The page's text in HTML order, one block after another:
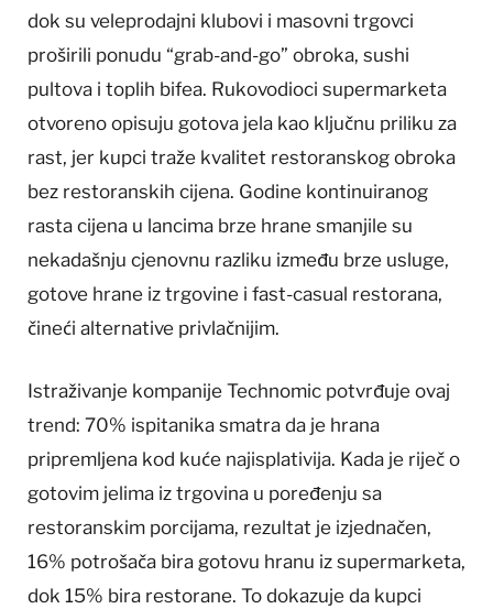
dok su veleprodajni klubovi i masovni trgovci
proširili ponudu “grab-and-go” obroka, sushi
pultova i toplih bifea. Rukovodioci supermarketa
otvoreno opisuju gotova jela kao ključnu priliku za
rast, jer kupci traže kvalitet restoranskog obroka
bez restoranskih cijena. Godine kontinuiranog
rasta cijena u lancima brze hrane smanjile su
nekadašnju cjenovnu razliku između brze usluge,
gotove hrane iz trgovine i fast-casual restorana,
čineći alternative privlačnijim.
Istraživanje kompanije Technomic potvrđuje ovaj
trend: 70% ispitanika smatra da je hrana
pripremljena kod kuće najisplativija. Kada je riječ o
gotovim jelima iz trgovina u poređenju sa
restoranskim porcijama, rezultat je izjednačen,
16% potrošača bira gotovu hranu iz supermarketa,
dok 15% bira restorane. To dokazuje da kupci